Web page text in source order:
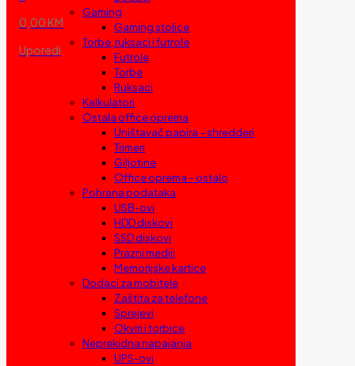
0,00 KM
Uporedi
Gaming
Gaming stolice
Torbe, ruksaci i futrole
Futrole
Torbe
Ruksaci
Kalkulatori
Ostala office oprema
Uništavač papira – shredderi
Trimeri
Giljotine
Office oprema – ostalo
Pohrana podataka
USB-ovi
HDD diskovi
SSD diskovi
Prazni mediji
Memorijske kartice
Dodaci za mobitele
Zaštita za telefone
Sprejevi
Okviri i torbice
Neprekidna napajanja
UPS-ovi